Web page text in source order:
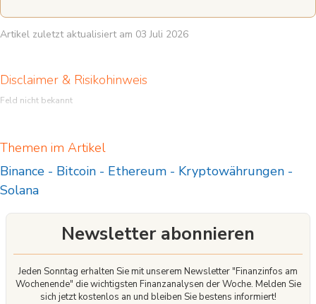
Artikel zuletzt aktualisiert am 03 Juli 2026
Disclaimer & Risikohinweis
Feld nicht bekannt
Themen im Artikel
Binance - Bitcoin - Ethereum - Kryptowährungen -
Solana
Newsletter abonnieren
Jeden Sonntag erhalten Sie mit unserem Newsletter "Finanzinfos am
Wochenende" die wichtigsten Finanzanalysen der Woche. Melden Sie
sich jetzt kostenlos an und bleiben Sie bestens informiert!